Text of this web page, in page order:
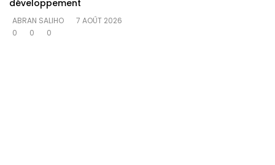
développement
ABRAN SALIHO
7 AOÛT 2026
0
0 0